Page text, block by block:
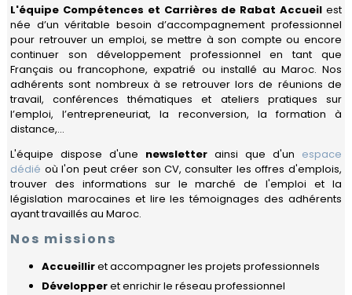
Bénévoles
Mot
de
la
Présidente
Le
FIAFE
Quartiers
Travailler
Se
déplacer
Se
Vivre
au
quotidien
Scolariser
soigner
Calendrier
Nos
activités
Actualités
PARTENAIRES
Devenir
partenaire
Nos
partenaires
Nos
partenaires
institutionnels
Privilèges
adhérents
Déposez
annonce
NOUS
REJOINDRE
Contact
Guide
Pratique
de
Rabat
Accueil
Formulaire
d'adhésion
L'équipe Compétences et Carrières de Rabat Accueilest
née d’un véritable besoin d’accompagnement professionnel
pour retrouver un emploi, se mettre à son compte ou encore
continuer son développement professionnel en tant que
Français ou francophone, expatrié ou installé au Maroc. Nos
adhérents sont nombreux à se retrouver lors de réunions de
travail, conférences thématiques et ateliers pratiques sur
l’emploi, l’entrepreneuriat, la reconversion, la formation à
distance,...
L'équipe dispose d'une newsletter ainsi que d'un espace
dédié où l'on peut créer son CV, consulter les offres d'emplois,
trouver des informations sur le marché de l'emploi et la
législation marocaines et lire les témoignages des adhérents
ayant travaillés au Maroc.
Nos missions
Accueilliret accompagner les projets professionnels
Développeret enrichir le réseau professionnel